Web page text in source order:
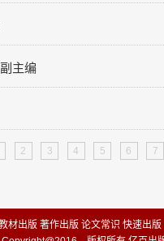
主编
2 3 4 5 6 7
材出版 著作出版 论文常识 快速出版